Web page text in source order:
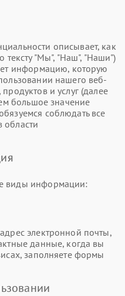
описывает, как
тексту "Мы", "Наш", "Наши")
информацию, которую
нашего веб-
и услуг (далее
большое значение
соблюдать все
виды информации:
электронной почты,
данные, когда вы
заполняете формы